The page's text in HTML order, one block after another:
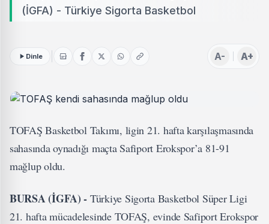
(İGFA) - Türkiye Sigorta Basketbol
Dinle A- A+
TOFAŞ Basketbol Takımı, ligin 21. hafta karşılaşmasında
sahasında oynadığı maçta Safiport Erokspor’a 81-91
mağlup oldu.
BURSA (İGFA) - Türkiye Sigorta Basketbol Süper Ligi
21. hafta mücadelesinde TOFAŞ, evinde Safiport Erokspor